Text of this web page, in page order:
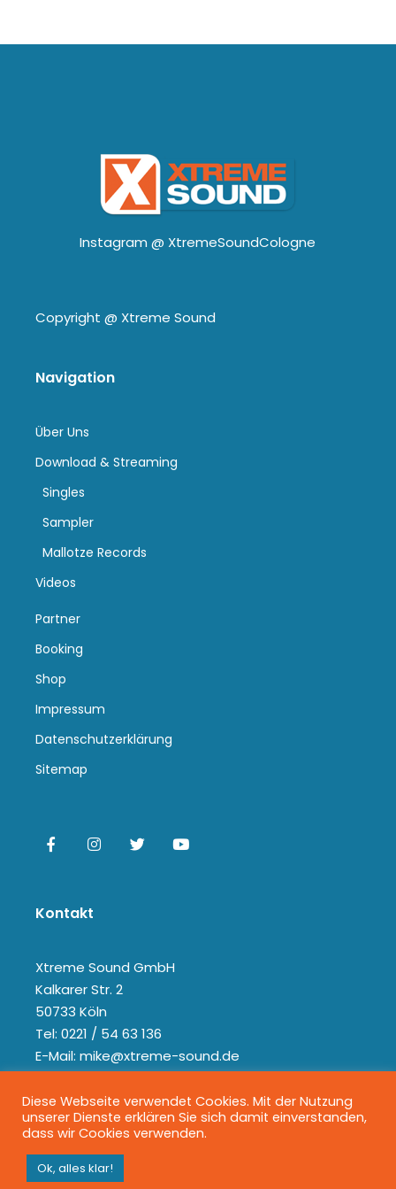
Instagram @ XtremeSoundCologne
Copyright @ Xtreme Sound
Navigation
Über Uns
Download & Streaming
Singles
Sampler
Mallotze Records
Videos
Partner
Booking
Shop
Impressum
Datenschutzerklärung
Sitemap
Kontakt
Xtreme Sound GmbH
Kalkarer Str. 2
50733 Köln
Tel: 0221 / 54 63 136
E-Mail: mike@xtreme-sound.de
Diese Webseite verwendet Cookies. Mit der Nutzung
unserer Dienste erklären Sie sich damit einverstanden,
dass wir Cookies verwenden.
Ok, alles klar!